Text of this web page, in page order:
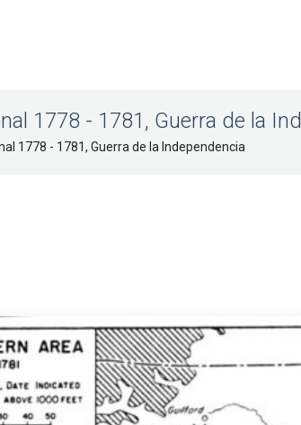
1778 - 1781, Guerra de la
1778 - 1781, Guerra de la Independencia